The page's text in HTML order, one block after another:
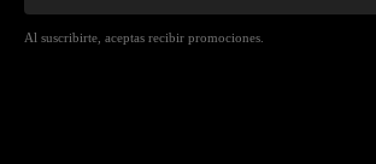
Al suscribirte, aceptas recibir promociones.